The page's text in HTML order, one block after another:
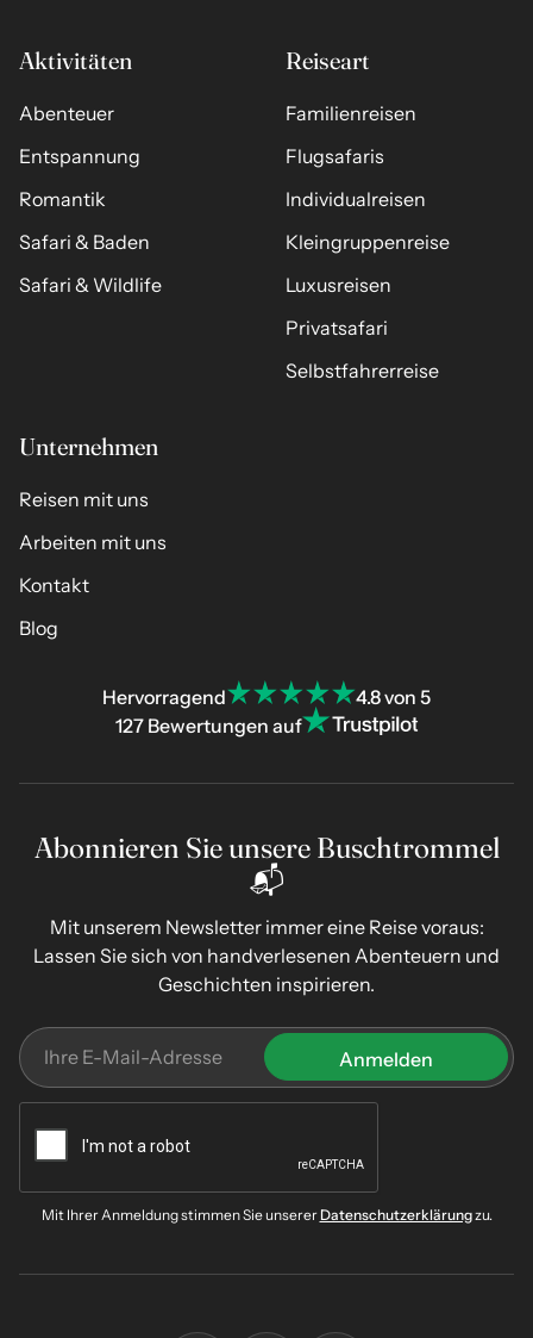
Aktivitäten
Abenteuer
Entspannung
Romantik
Safari & Baden
Safari & Wildlife
Reiseart
Familienreisen
Flugsafaris
Individualreisen
Kleingruppenreise
Luxusreisen
Privatsafari
Selbstfahrerreise
Unternehmen
Reisen mit uns
Arbeiten mit uns
Kontakt
Blog
Hervorragend
4.8 von 5
127 Bewertungen auf
Abonnieren Sie unsere Buschtrommel
📬
Mit unserem Newsletter immer eine Reise voraus:
Lassen Sie sich von handverlesenen Abenteuern und
Geschichten inspirieren.
Mit Ihrer Anmeldung stimmen Sie unsererDatenschutzerklärungzu.